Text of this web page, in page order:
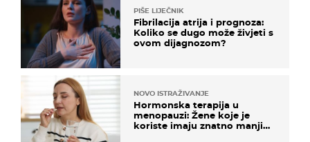
PIŠE LIJEČNIK
Fibrilacija atrija i prognoza:
Koliko se dugo može živjeti s
ovom dijagnozom?
NOVO ISTRAŽIVANJE
Hormonska terapija u
menopauzi: Žene koje je
koriste imaju znatno manji